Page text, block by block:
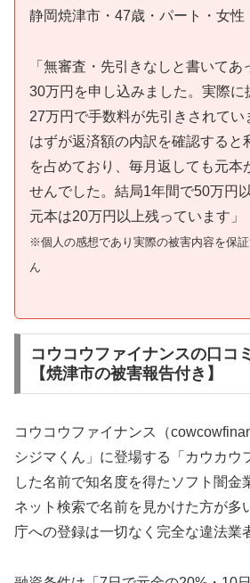
静岡焼津市・47歳・パート・女性
「無審査・先引きなしと書いてあ
30万円を申し込みました。実際に
27万円で手数料が先引きされて
はずが返済額の内訳を確認すると
を占めており、毎月返しても元本
せんでした。結局1年間で50万円
元本は20万円以上残っています」
※個人の感想であり実際の被害内容を保
ん
コウコウファイナンスの口コ
【焼津市の被害報告付き】
コウコウファイナンス（
シジマくん」に登場する「カウカウ
した名前で知名度を得たソフト闇金
ネット検索で名前を見かけた方が多
庁への登録は一切なく完全な違法業